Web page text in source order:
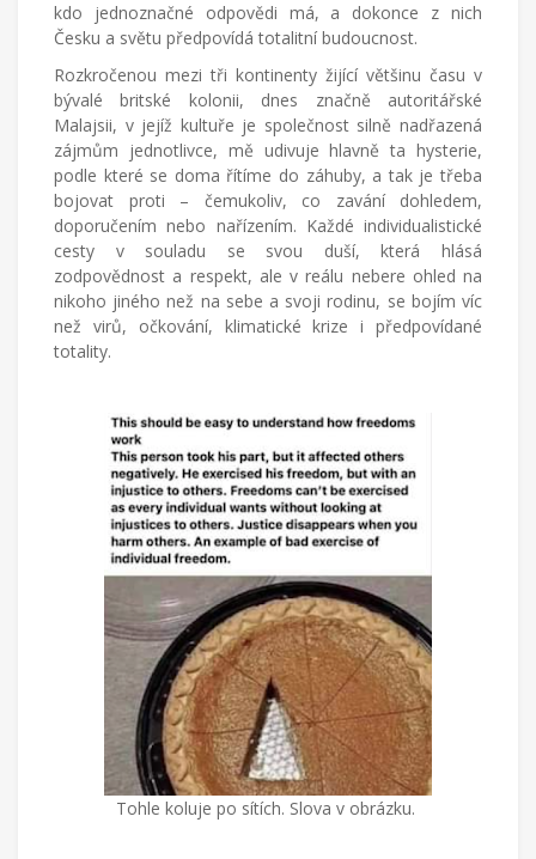
kdo jednoznačné odpovědi má, a dokonce z nich
Česku a světu předpovídá totalitní budoucnost.
Rozkročenou mezi tři kontinenty žijící většinu času v
bývalé britské kolonii, dnes značně autoritářské
Malajsii, v jejíž kultuře je společnost silně nadřazená
zájmům jednotlivce, mě udivuje hlavně ta hysterie,
podle které se doma řítíme do záhuby, a tak je třeba
bojovat proti – čemukoliv, co zavání dohledem,
doporučením nebo nařízením. Každé individualistické
cesty v souladu se svou duší, která hlásá
zodpovědnost a respekt, ale v reálu nebere ohled na
nikoho jiného než na sebe a svoji rodinu, se bojím víc
než virů, očkování, klimatické krize i předpovídané
totality.
Tohle koluje po sítích. Slova v obrázku.